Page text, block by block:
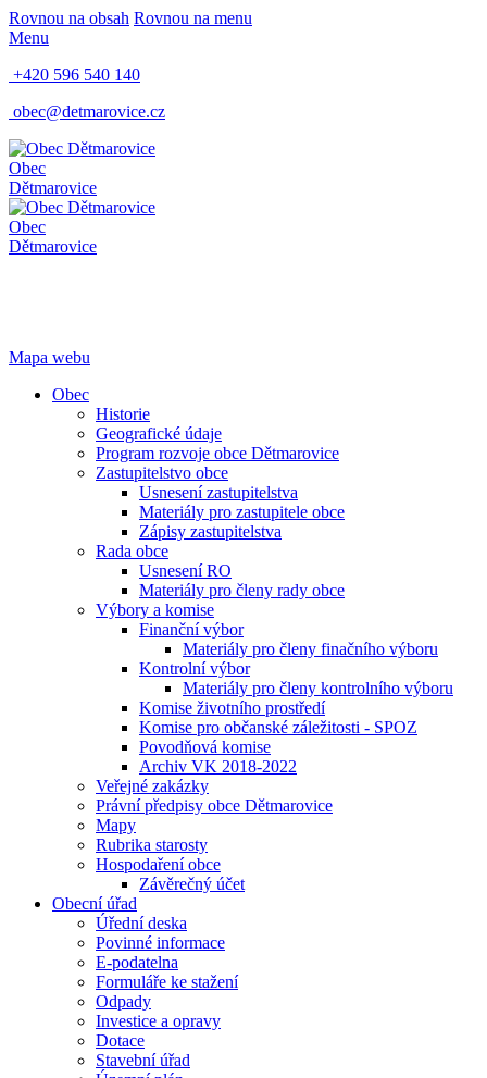
Rovnou na obsah Rovnou na menu
Menu
+420 596 540 140
obec@detmarovice.cz
Obec
Dětmarovice
Obec
Dětmarovice
Mapa webu
Obec
Historie
Geografické údaje
Program rozvoje obce Dětmarovice
Zastupitelstvo obce
Usnesení zastupitelstva
Materiály pro zastupitele obce
Zápisy zastupitelstva
Rada obce
Usnesení RO
Materiály pro členy rady obce
Výbory a komise
Finanční výbor
Materiály pro členy finačního výboru
Kontrolní výbor
Materiály pro členy kontrolního výboru
Komise životního prostředí
Komise pro občanské záležitosti - SPOZ
Povodňová komise
Archiv VK 2018-2022
Veřejné zakázky
Právní předpisy obce Dětmarovice
Mapy
Rubrika starosty
Hospodaření obce
Závěrečný účet
Obecní úřad
Úřední deska
Povinné informace
E-podatelna
Formuláře ke stažení
Odpady
Investice a opravy
Dotace
Stavební úřad